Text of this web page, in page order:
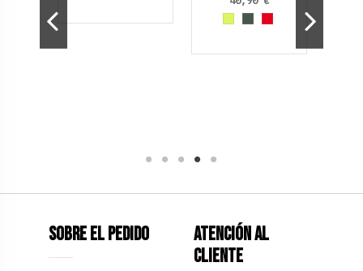
Sobre el pedido
Atención al
Cliente